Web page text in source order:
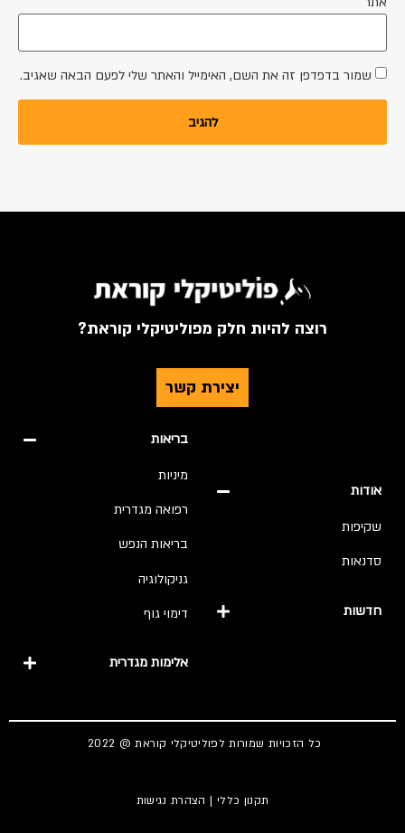
בדפדפן זה את השם, האימייל והאתר שלי לפעם הבאה שאגיב.
רוצה להיות חלק מפוליטיקלי קוראת?
יצירת קשר
בריאות
רפואה מגדרית
בריאות הנפש
גניקולוגיה
דימוי גוף
אלימות מגדרית
כל הזכויות שמורות לפוליטיקלי קוראת @ 2022
תקנון כללי| הצהרת נגישות